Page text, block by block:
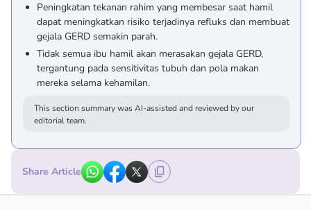
Peningkatan tekanan rahim yang membesar saat hamil
dapat meningkatkan risiko terjadinya refluks dan membuat
gejala GERD semakin parah.
Tidak semua ibu hamil akan merasakan gejala GERD,
tergantung pada sensitivitas tubuh dan pola makan
mereka selama kehamilan.
This section summary was AI-assisted and reviewed by our
editorial team.
Share Article